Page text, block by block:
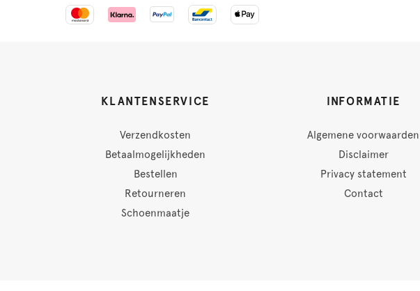
KLANTENSERVICE
Verzendkosten
Betaalmogelijkheden
Bestellen
Retourneren
Schoenmaatje
INFORMATIE
Algemene voorwaarden
Disclaimer
Privacy statement
Contact